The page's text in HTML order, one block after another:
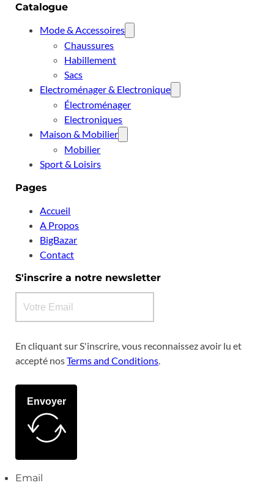
Catalogue
Mode & Accessoires
Chaussures
Habillement
Sacs
Electroménager & Electronique
Électroménager
Electroniques
Maison & Mobilier
Mobilier
Sport & Loisirs
Pages
Accueil
A Propos
BigBazar
Contact
S'inscrire a notre newsletter
En cliquant sur S'inscrire, vous reconnaissez avoir lu et
accepté nosTerms and Conditions.
Envoyer
Email